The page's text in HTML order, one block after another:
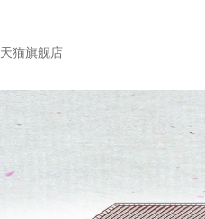
天猫旗舰店